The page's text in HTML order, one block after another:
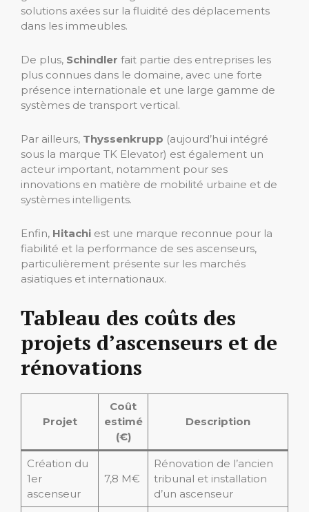
solutions axées sur la fluidité des déplacements
dans les immeubles.
De plus, Schindler fait partie des entreprises les
plus connues dans le domaine, avec une forte
présence internationale et une large gamme de
systèmes de transport vertical.
Par ailleurs, Thyssenkrupp (aujourd’hui intégré
sous la marque TK Elevator) est également un
acteur important, notamment pour ses
innovations en matière de mobilité urbaine et de
systèmes intelligents.
Enfin, Hitachi est une marque reconnue pour la
fiabilité et la performance de ses ascenseurs,
particulièrement présente sur les marchés
asiatiques et internationaux.
Tableau des coûts des
projets d’ascenseurs et de
rénovations
Projet
Coût
estimé
(€)
Description
Création du
1er
ascenseur
7,8 M€
Rénovation de l’ancien
tribunal et installation
d’un ascenseur